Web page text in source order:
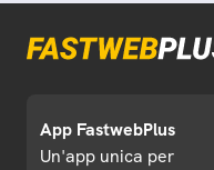
App FastwebPlus
Un'app unica per